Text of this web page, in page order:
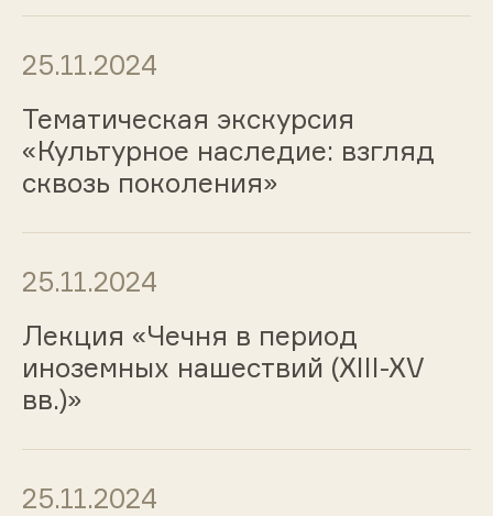
25.11.2024
Тематическая экскурсия
«Культурное наследие: взгляд
сквозь поколения»
25.11.2024
Лекция «Чечня в период
иноземных нашествий (XIII-XV
вв.)»
25.11.2024